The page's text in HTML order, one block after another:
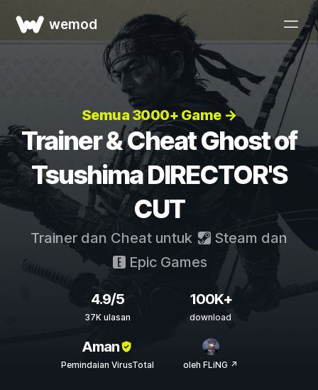
wemod
Semua 3000+ Game →
Trainer & Cheat Ghost of
Tsushima DIRECTOR'S
CUT
Trainer dan Cheat untuk Steam dan
Epic Games
4.9/5
37K ulasan
100K+
download
Aman
Pemindaian VirusTotal oleh FLiNG ↗